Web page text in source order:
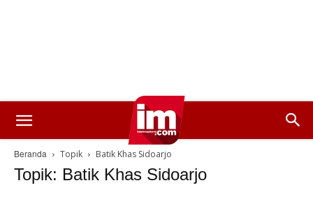
Beranda Topik Batik Khas Sidoarjo
Topik: Batik Khas Sidoarjo